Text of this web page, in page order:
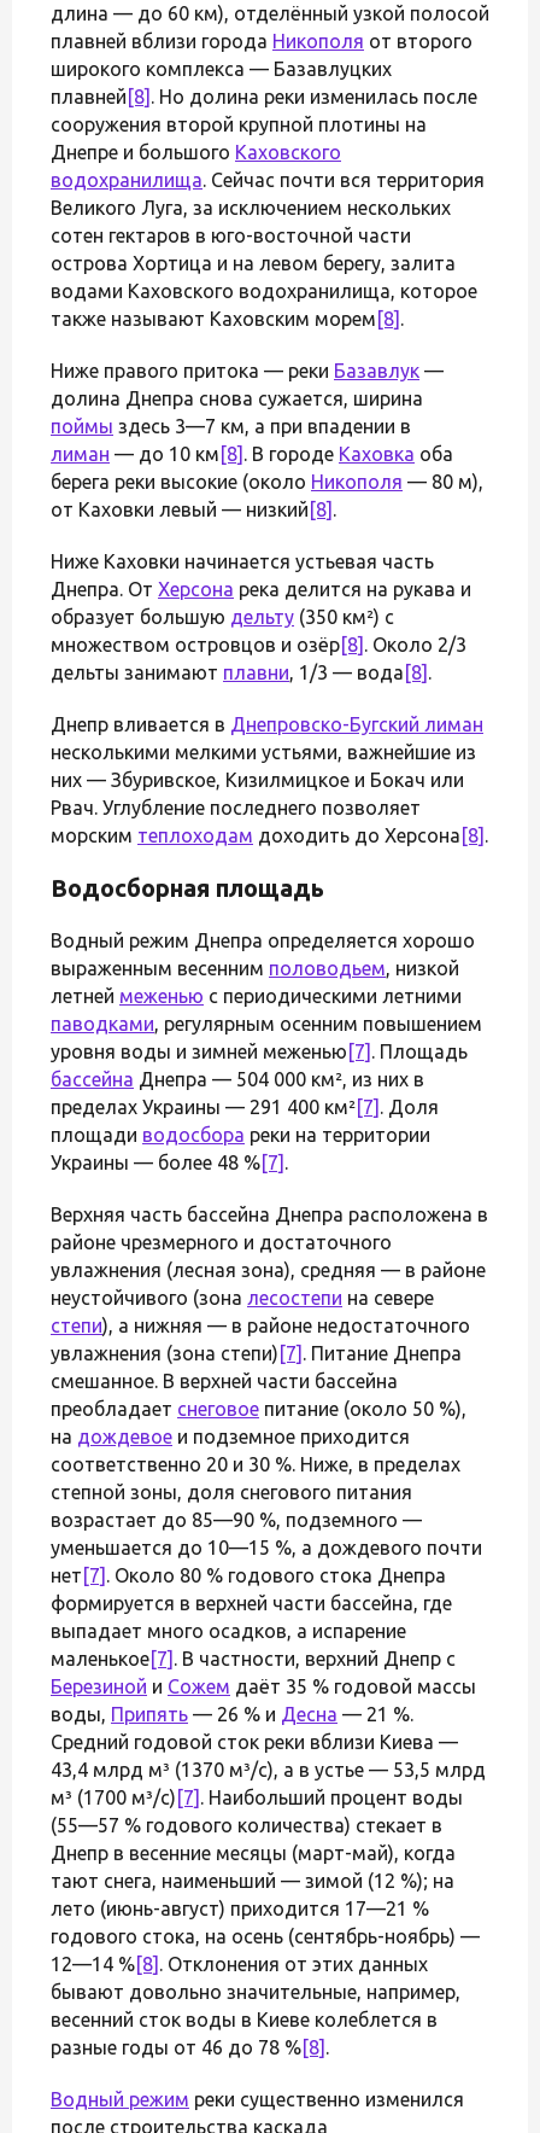
длина — до 60 км), отделённый узкой полосой
плавней вблизи города Никополя от второго
широкого комплекса — Базавлуцких
плавней [8] . Но долина реки изменилась после
сооружения второй крупной плотины на
Днепре и большого Каховского
водохранилища. Сейчас почти вся территория
Великого Луга, за исключением нескольких
сотен гектаров в юго-восточной части
острова Хортица и на левом берегу, залита
водами Каховского водохранилища, которое
также называют Каховским морем [8] .
Ниже правого притока — реки Базавлук —
долина Днепра снова сужается, ширина
поймы здесь 3—7 км, а при впадении в
лиман — до 10 км [8] . В городе Каховка оба
берега реки высокие (около Никополя — 80 м),
от Каховки левый — низкий [8] .
Ниже Каховки начинается устьевая часть
Днепра. От Херсона река делится на рукава и
образует большую дельту (350 км²) с
множеством островцов и озёр[8] . Около 2/3
дельты занимают плавни, 1/3 — вода [8] .
Днепр вливается в Днепровско-Бугский лиман
несколькими мелкими устьями, важнейшие из
них — Збуривское, Кизилмицкое и Бокач или
Рвач. Углубление последнего позволяет
морским теплоходам доходить до Херсона [8] .
Водосборная площадь
Водный режим Днепра определяется хорошо
выраженным весенним половодьем, низкой
летней меженью с периодическими летними
паводками, регулярным осенним повышением
уровня воды и зимней меженью [7] . Площадь
бассейна Днепра — 504 000 км², из них в
пределах Украины — 291 400 км²[7] . Доля
площади водосбора реки на территории
Украины — более 48 %[7] .
Верхняя часть бассейна Днепра расположена в
районе чрезмерного и достаточного
увлажнения (лесная зона), средняя — в районе
неустойчивого (зона лесостепи на севере
степи), а нижняя — в районе недостаточного
увлажнения (зона степи) [7] . Питание Днепра
смешанное. В верхней части бассейна
преобладает снеговое питание (около 50 %),
на дождевое и подземное приходится
соответственно 20 и 30 %. Ниже, в пределах
степной зоны, доля снегового питания
возрастает до 85—90 %, подземного —
уменьшается до 10—15 %, а дождевого почти
нет [7] . Около 80 % годового стока Днепра
формируется в верхней части бассейна, где
выпадает много осадков, а испарение
маленькое[7] . В частности, верхний Днепр с
Березиной и Сожем даёт 35 % годовой массы
воды, Припять — 26 % и Десна — 21 %.
Средний годовой сток реки вблизи Киева —
43,4 млрд м³ (1370 м³/с), а в устье — 53,5 млрд
м³ (1700 м³/с) [7] . Наибольший процент воды
(55—57 % годового количества) стекает в
Днепр в весенние месяцы (март-май), когда
тают снега, наименьший — зимой (12 %); на
лето (июнь-август) приходится 17—21 %
годового стока, на осень (сентябрь-ноябрь) —
12—14 %[8] . Отклонения от этих данных
бывают довольно значительные, например,
весенний сток воды в Киеве колеблется в
разные годы от 46 до 78 %[8] .
Водный режим реки существенно изменился
после строительства каскада